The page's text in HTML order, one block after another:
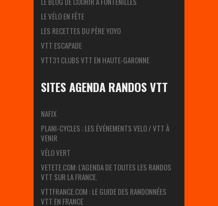
LE VÉLO EN FÊTE
LES RECETTES DU PÈRE YOYO
VTT ESCAPADE
VTT31 CLUBS VTT EN HAUTE-GARONNE
SITES AGENDA RANDOS VTT
NAFIX
PLANI-CYCLES : LES ÉVÉNEMENTS VELO / VTT À
VENIR
VÉLO VERT
VETETE.COM: L'AGENDA DE TOUTES LES RANDOS
VTT SUR LA FRANCE.
VTTFRANCE.COM : LE GUIDE DES RANDONNÉES
VTT EN FRANCE